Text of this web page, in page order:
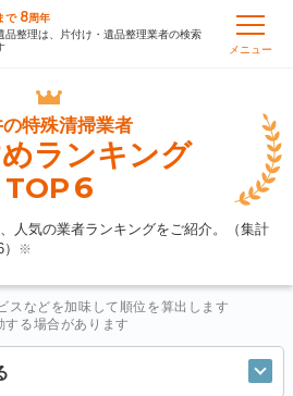
で 8周年
品整理は、片付け・遺品整理業者の検索
メニュー
特殊清掃業者
ランキング
TOP6
人気の業者ランキングをご紹介。（集計
） ※
などを加味して順位を算出します
る場合があります